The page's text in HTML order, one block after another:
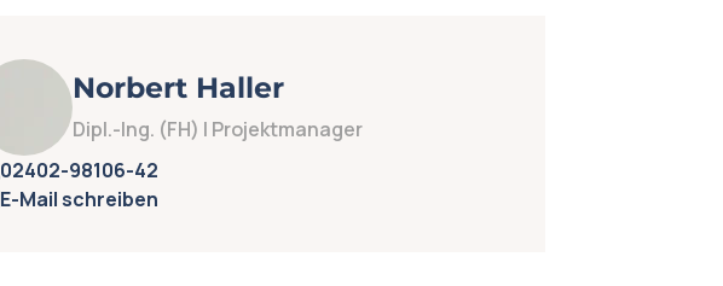
Norbert Haller
Dipl.-Ing. (FH) | Projektmanager
02402-98106-42
E-Mail schreiben